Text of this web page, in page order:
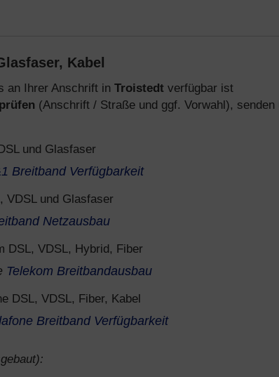
Kabel
an Ihrer Anschrift in Troistedt verfügbar ist
(Anschrift / Straße und ggf. Vorwahl), senden
und Glasfaser
Breitband Verfügbarkeit
VDSL und Glasfaser
Netzausbau
DSL, VDSL, Hybrid, Fiber
Telekom Breitbandausbau
DSL, VDSL, Fiber, Kabel
Breitband Verfügbarkeit